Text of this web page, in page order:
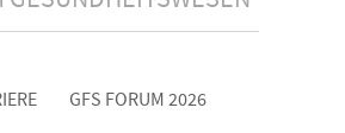
GFS FORUM 2026